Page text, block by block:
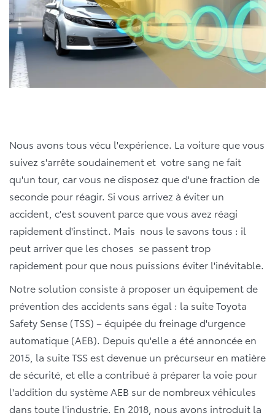
Nous avons tous vécu l'expérience. La voiture que vous
suivez s'arrête soudainement et votre sang ne fait
qu'un tour, car vous ne disposez que d'une fraction de
seconde pour réagir. Si vous arrivez à éviter un
accident, c'est souvent parce que vous avez réagi
rapidement d'instinct. Mais nous le savons tous : il
peut arriver que les choses se passent trop
rapidement pour que nous puissions éviter l'inévitable.
Notre solution consiste à proposer un équipement de
prévention des accidents sans égal : la suite Toyota
Safety Sense (TSS) – équipée du freinage d'urgence
automatique (AEB). Depuis qu'elle a été annoncée en
2015, la suite TSS est devenue un précurseur en matière
de sécurité, et elle a contribué à préparer la voie pour
l'addition du système AEB sur de nombreux véhicules
dans toute l'industrie. En 2018, nous avons introduit la